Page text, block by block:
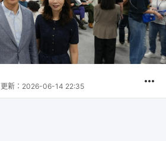
更新： 2026-06-14 22:35